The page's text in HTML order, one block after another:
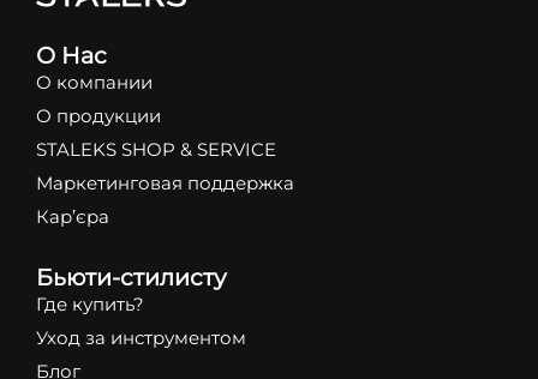
О Нас
О компании
О продукции
STALEKS SHOP & SERVICE
Маркетинговая поддержка
Кар’єра
Бьюти-стилисту
Где купить?
Уход за инструментом
Блог